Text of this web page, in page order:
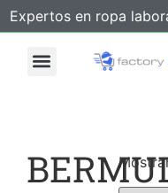
Expertos en ropa